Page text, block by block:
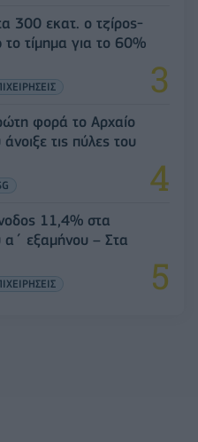
300 εκατ. ο τζίρος-
τίμημα για το 60%
φορά το Αρχαίο
τις πύλες του
11,4% στα
εξαμήνου – Στα